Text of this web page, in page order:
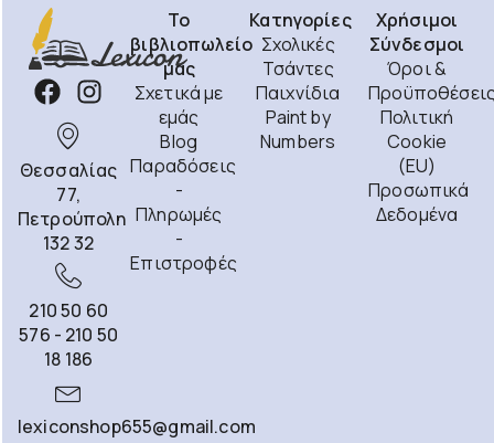
Θεσσαλίας
77,
Πετρούπολη
132 32
210 50 60
576 - 210 50
18 186
lexiconshop655@gmail.com
Το
βιβλιοπωλείο
μας
Σχετικά με
εμάς
Blog
Παραδόσεις
-
Πληρωμές
-
Επιστροφές
Κατηγορίες
Σχολικές
Τσάντες
Παιχνίδια
Paint by
Numbers
Χρήσιμοι
Σύνδεσμοι
Όροι &
Πολιτική
Cookie
(EU)
Προσωπικά
Δεδομένα